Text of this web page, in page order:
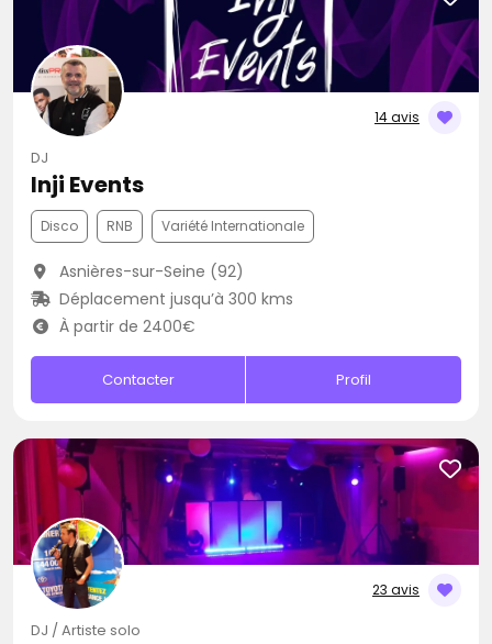
14 avis
DJ
Inji Events
Disco RNB Variété Internationale
Asnières-sur-Seine (92)
Déplacement jusqu’à 300 kms
À partir de 2400€
Contacter Profil
23 avis
DJ / Artiste solo